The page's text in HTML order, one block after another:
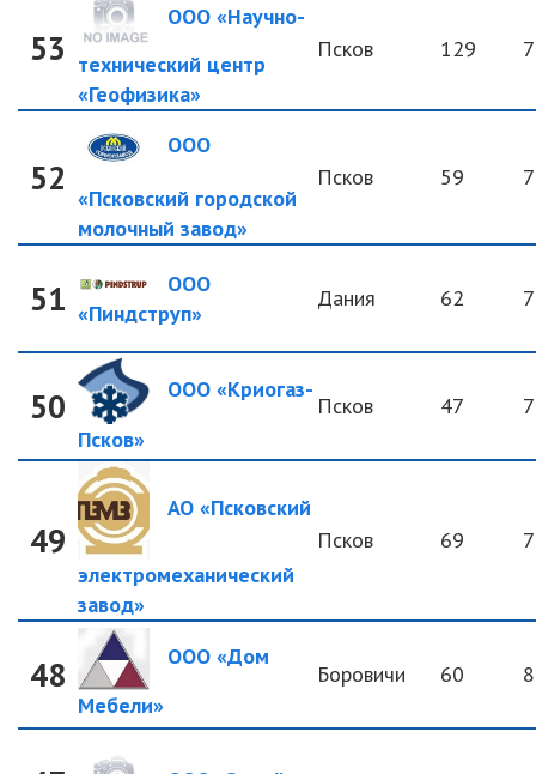
53
ООО «Научно-
технический центр
«Геофизика»
Псков 129
52
ООО
«Псковский городской
молочный завод»
Псков 59
51
ООО
«Пиндструп»
Дания 62
50
ООО «Криогаз-
Псков»
Псков 47
49
АО «Псковский
электромеханический
завод»
Псков 69
48
ООО «Дом
Мебели»
Боровичи 60